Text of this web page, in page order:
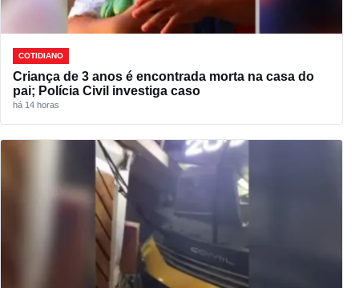
COTIDIANO
Criança de 3 anos é encontrada morta na casa do
pai; Polícia Civil investiga caso
há 14 horas